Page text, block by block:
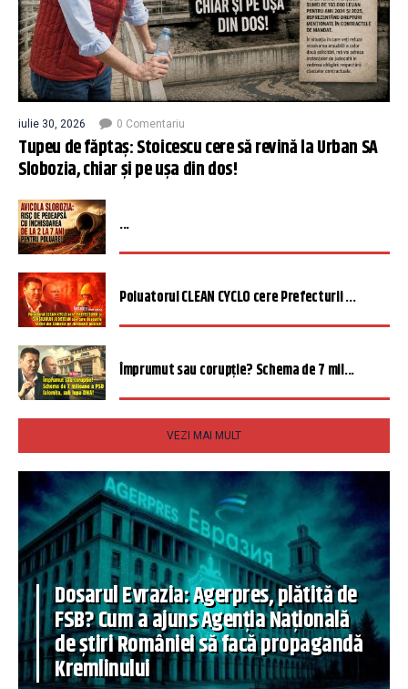
iulie 30, 2026 0 Comentariu
Tupeu de făptaș: Stoicescu cere să revină la Urban SA
Slobozia, chiar și pe ușa din dos!
...
Poluatorul CLEAN CYCLO cere Prefecturii ...
Împrumut sau corupție? Schema de 7 mil...
VEZI MAI MULT
Dosarul Evrazia: Agerpres, plătită de
FSB? Cum a ajuns Agenția Națională
de știri României să facă propagandă
Kremlinului